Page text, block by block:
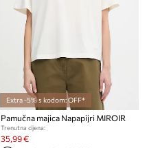
Extra -5% s kodom: OFF*
Pamučna majica Napapijri MIROIR
Trenutna cijena:
35,99 €